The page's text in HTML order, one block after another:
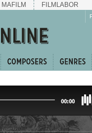
MAFILM FILMLABOR
00:00